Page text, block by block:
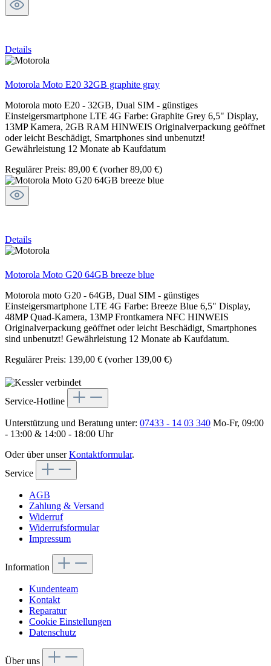
Details
Motorola Moto E20 32GB graphite gray
Motorola moto E20 - 32GB, Dual SIM - günstiges
Einsteigersmartphone LTE 4G Farbe: Graphite Grey 6,5" Display,
13MP Kamera, 2GB RAM HINWEIS Originalverpackung geöffnet
oder leicht Beschädigt, Smartphones sind unbenutzt!
Gewährleistung 12 Monate ab Kaufdatum
Regulärer Preis: 89,00 € (vorher 89,00 €)
Details
Motorola Moto G20 64GB breeze blue
Motorola moto G20 - 64GB, Dual SIM - günstiges
Einsteigersmartphone LTE 4G Farbe: Breeze Blue 6,5" Display,
48MP Quad-Kamera, 13MP Frontkamera NFC HINWEIS
Originalverpackung geöffnet oder leicht Beschädigt, Smartphones
sind unbenutzt! Gewährleistung 12 Monate ab Kaufdatum.
Regulärer Preis: 139,00 € (vorher 139,00 €)
Service-Hotline
Unterstützung und Beratung unter: 07433 - 14 03 340 Mo-Fr, 09:00
- 13:00 & 14:00 - 18:00 Uhr
Oder über unserKontaktformular.
Service
AGB
Zahlung & Versand
Widerruf
Widerrufsformular
Impressum
Information
Kundenteam
Kontakt
Reparatur
Cookie Einstellungen
Datenschutz
Über uns